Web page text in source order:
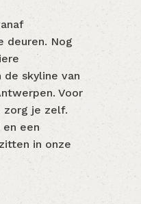
deuren. Nog
de skyline van
Voor
zorg je zelf.
een
in onze